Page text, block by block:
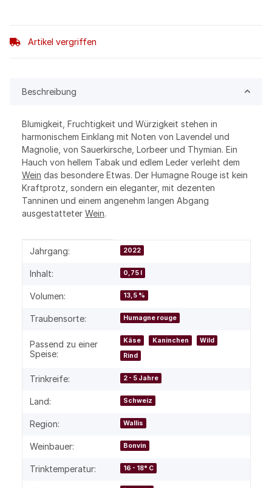
Artikel vergriffen
Beschreibung
Blumigkeit, Fruchtigkeit und Würzigkeit stehen in
harmonischem Einklang mit Noten von Lavendel und
Magnolie, von Sauerkirsche, Lorbeer und Thymian. Ein
Hauch von hellem Tabak und edlem Leder verleiht dem
Wein das besondere Etwas. Der Humagne Rouge ist kein
Kraftprotz, sondern ein eleganter, mit dezenten
Tanninen und einem angenehm langen Abgang
ausgestatteter Wein.
Produkteigenschaft
Wert
Jahrgang: 2022
Inhalt: 0,75 l
Volumen: 13,5 %
Traubensorte: Humagne rouge
Passend zu einer
Speise:
Käse Kaninchen
Wild
Rind
Trinkreife: 2 - 5 Jahre
Land: Schweiz
Region: Wallis
Weinbauer: Bonvin
Trinktemperatur: 16 - 18° C